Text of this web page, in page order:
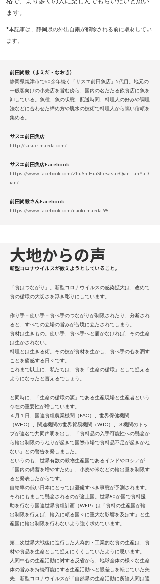
ます。
*本記事は、静岡県の外出自粛が解除される前に取材してい
ます。
前田尚毅（まえだ・なおき）
静岡県焼津市で60余年続く「サスエ前田魚店」5代目。地元の
一般客向けの小売店を営む傍ら、国内の名だたる飲食店に魚を
卸している。魚種、魚の状態、配送時間、料理人の好みや調理
法などに合わせた締め方や脱水の技術で料理人から篤い信頼を
集める。
サスエ前田魚店
http://sasue-maeda.com/
サスエ前田魚店Facebook
https://www.facebook.com/ZhuShiHuiShesasueQianTianYuD
ian/
前田尚毅さんFacebook
https://www.facebook.com/naoki.maeda.98
大地からの声
新型コロナウイルスが教えようとしていること。
「食はつながり」。新型コロナウイルスの感染拡大は、改めて
食の循環の大切さを浮き彫りにしています。
作り手－使い手－食べ手のつながりが制限されたり、分断され
ると、すべての立場の営みが苦境に立たされてしまう。
食材は生きもの。使い手、食べ手へと届かなければ、その生命
は生かされない。
料理とは生きる術。その技が食材を生かし、食べ手の心を潤す
ことを痛感する日々です。
これまで以上に、私たちは、食を「生命の循環」として捉える
ようになったと言えるでしょう。
と同時に、「生命の循環の源」である生産現場と生産者という
存在の重要性が増しています。
４月１日、国連食糧農業機関（FAO）、世界保健機関
（WHO）、関連機関の世界貿易機関（WTO）、３機関のトッ
プが連名で共同声明を出し、「食料品の入手可能性への懸念か
ら輸出制限のうねりが起きて国際市場で食料品不足が起きかね
ない」との警告を発しました。
というのも、世界有数の穀物生産国であるインドやロシアが
「国内の備蓄を増やすため」、小麦や米などの輸出量を制限す
ると発表したからです。
自給率の低い日本にとっては憂慮すべき事態が予測されます。
それにもまして懸念されるのが途上国。世界80か国で食料援
助を行なう国連世界食糧計画（WFP）は「食料の生産国が輸
出制限を行えば、輸入に頼る国々に重大な影響を及ぼす」と生
産国に輸出制限を行わないよう強く求めています。
第二次世界大戦後に進行した人為的・工業的な食の生産は、食
材や食品を生命として捉えにくくしていたように思います。
人間中心の生産活動に対する反省から、地球全体の様々な生命
体の営みを持続可能にする生産活動へと眼差しを転じていた矢
先、新型コロナウイルスが「自然界の生命活動に所詮人間は適